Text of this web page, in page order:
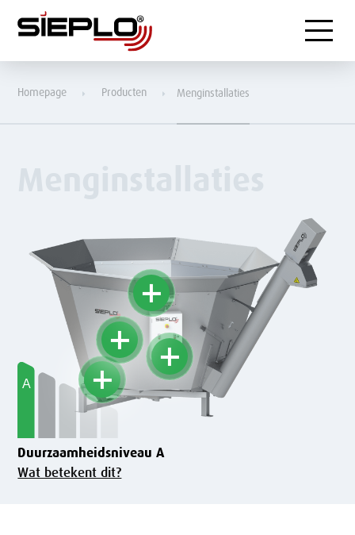
Menu
Homepage Producten Menginstallaties
Duurzaamheidsniveau A
Wat betekent dit?